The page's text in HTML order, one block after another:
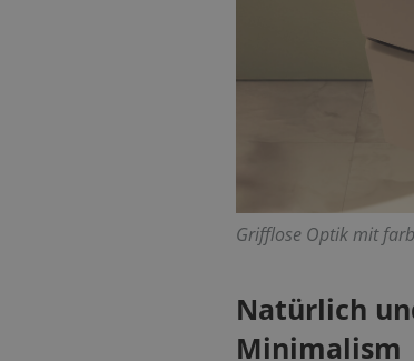
Grifflose Optik mit
Natürlich
Minimalism